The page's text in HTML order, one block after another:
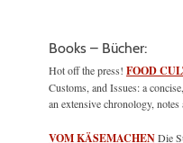
Books – Bücher:
Hot off the press! FOOD
Customs, and Issues: a
an extensive chronology,
VOM KÄSEMACHENDie